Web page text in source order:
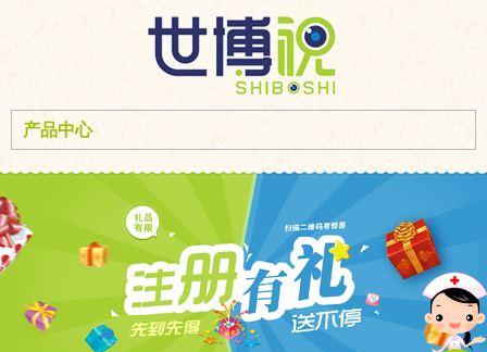
产品中心